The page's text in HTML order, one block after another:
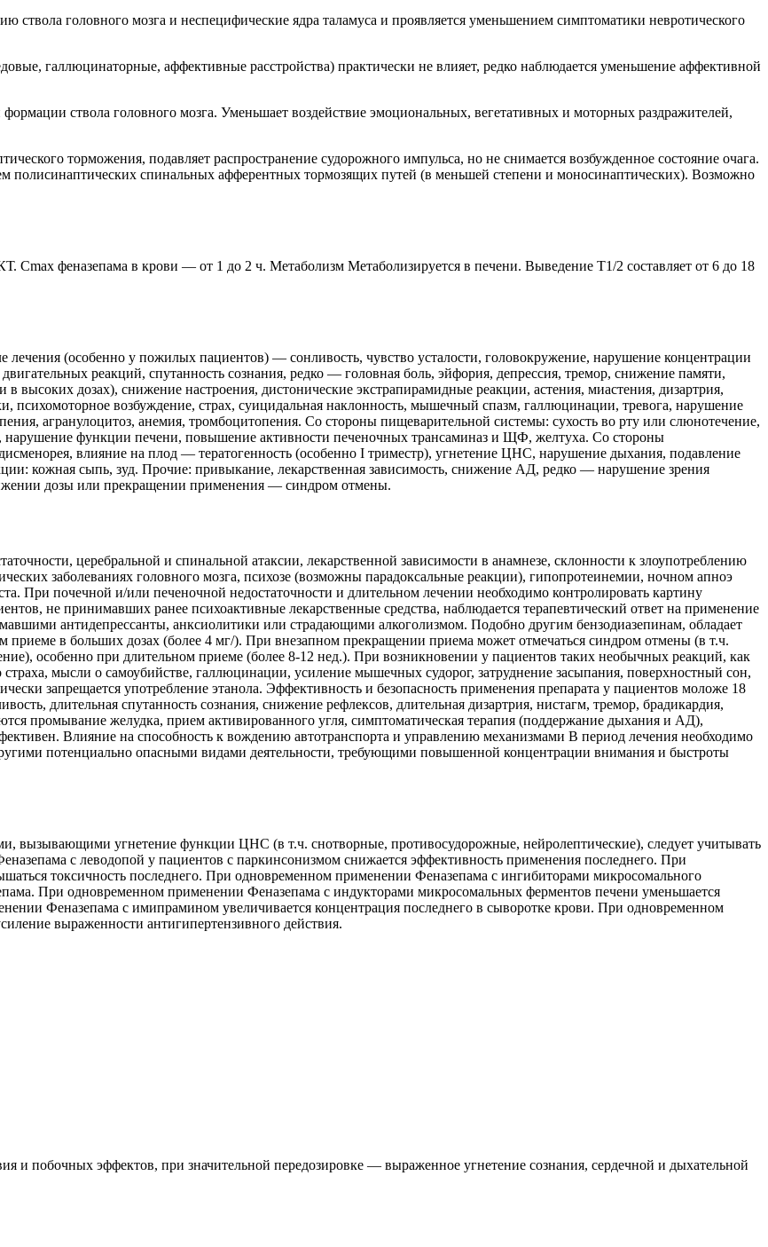
головного мозга и неспецифические ядра таламуса и проявляется уменьшением симптоматики невротического
галлюцинаторные, аффективные расстройства) практически не влияет, редко наблюдается уменьшение аффективной
ствола головного мозга. Уменьшает воздействие эмоциональных, вегетативных и моторных раздражителей,
торможения, подавляет распространение судорожного импульса, но не снимается возбужденное состояние очага.
полисинаптических спинальных афферентных тормозящих путей (в меньшей степени и моносинаптических). Возможно
Cmax феназепама в крови — от 1 до 2 ч. Метаболизм Метаболизируется в печени. Выведение T1/2 составляет oт 6 до 18
(особенно у пожилых пациентов) — сонливость, чувство усталости, головокружение, нарушение концентрации
реакций, спутанность сознания, редко — головная боль, эйфория, депрессия, тремор, снижение памяти,
дозах), снижение настроения, дистонические экстрапирамидные реакции, астения, миастения, дизартрия,
психомоторное возбуждение, cтpax, суицидальная наклонность, мышечный спазм, галлюцинации, тревога, нарушение
агранулоцитоз, анемия, тромбоцитопения. Со стороны пищеварительной системы: сухость во рту или слюнотечение,
нарушение функции печени, повышение активности печеночных трансаминаз и ЩФ, желтуха. Со стороны
влияние на плод — тератогенность (особенно I триместр), угнетение ЦНС, нарушение дыхания, подавление
кожная сыпь, зуд. Прочие: привыкание, лекарственная зависимость, снижение АД, редко — нарушение зрения
дозы или прекращении применения — синдром отмены.
церебральной и спинальной атаксии, лекарственной зависимости в анамнезе, склонности к злоупотреблению
заболеваниях головного мозга, психозе (возможны парадоксальные реакции), гипопротеинемии, ночном апноэ
При почечной и/или печеночной недостаточности и длительном лечении необходимо контролировать картину
не принимавших ранее психоактивные лекарственные средства, наблюдается терапевтический ответ на применение
антидепрессанты, анксиолитики или страдающими алкоголизмом. Подобно другим бензодиазепинам, обладает
приеме в больших дозах (более 4 мг/). При внезапном прекращении приема может отмечаться синдром отмены (в т.ч.
особенно при длительном приеме (более 8-12 нед.). При возникновении у пациентов таких необычных реакций, как
мысли о самоубийстве, галлюцинации, усиление мышечных судорог, затруднение засыпания, поверхностный сон,
запрещается употребление этанола. Эффективность и безопасность применения препарата у пациентов моложе 18
длительная спутанность сознания, снижение рефлексов, длительная дизартрия, нистагм, тремор, брадикардия,
промывание желудка, прием активированного угля, симптоматическая терапия (поддержание дыхания и АД),
Влияние на способность к вождению автотранспорта и управлению механизмами В период лечения необходимо
потенциально опасными видами деятельности, требующими повышенной концентрации внимания и быстроты
вызывающими угнетение функции ЦНС (в т.ч. снотворные, противосудорожные, нейролептические), следует учитывать
с леводопой у пациентов с паркинсонизмом снижается эффективность применения последнего. При
токсичность последнего. При одновременном применении Феназепама с ингибиторами микросомального
При одновременном применении Феназепама с индукторами микросомальных ферментов печени уменьшается
Феназепама с имипрамином увеличивается концентрация последнего в сыворотке крови. При одновременном
выраженности антигипертензивного действия.
и побочных эффектов, при значительной передозировке — выраженное угнетение сознания, сердечной и дыхательной